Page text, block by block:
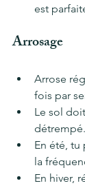
est
Arrosage
Arrose
fois par
Le sol
détrempé.
En été, tu
la
En hiver,